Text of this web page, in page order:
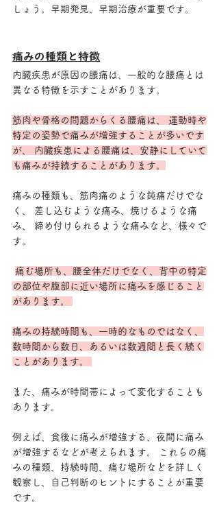
しょう。早期発見、早期治療が重要です。
痛みの種類と特徴
内臓疾患が原因の腰痛は、一般的な腰痛とは
異なる特徴を示すことがあります。
筋肉や骨格の問題からくる腰痛は、 運動時や
特定の姿勢で痛みが増強することが多いです
が、 内臓疾患による腰痛は、安静にしていて
も痛みが持続することがあります。
痛みの種類も、筋肉痛のような鈍痛だけでな
く、 差し込むような痛み、焼けるような痛
み、 締め付けられるような痛みなど、様々で
す。
痛む場所も、腰全体だけでなく、背中の特定
の部位や腹部に近い場所に痛みを感じること
があります。
痛みの持続時間も、一時的なものではなく、
数時間から数日、あるいは数週間と長く続く
ことがあります。
また、痛みが時間帯によって変化することも
あります。
例えば、食後に痛みが増強する、夜間に痛み
が増強するなどが考えられます。 これらの痛
みの種類、持続時間、痛む場所などを詳しく
観察し、自己判断のヒントにすることが重要
です。